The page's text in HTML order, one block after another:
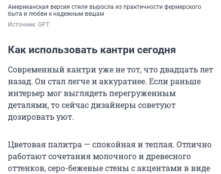
Американская версия стиля выросла из практичности фермерского
быта и любви к надежным вещам
Источник: GPT
Как использовать кантри сегодня
Современный кантри уже не тот, что двадцать лет
назад. Он стал легче и аккуратнее. Если раньше
интерьер мог выглядеть перегруженным
деталями, то сейчас дизайнеры советуют
дозировать уют.
Цветовая палитра — спокойная и теплая. Отлично
работают сочетания молочного и древесного
оттенков, серо-бежевые стены с акцентами в виде